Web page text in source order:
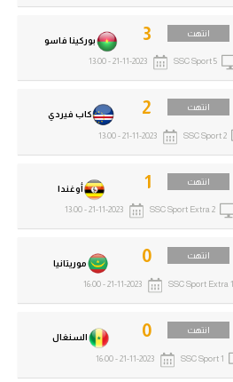
انتهت
السنغال 0
SSC Sport 1
21-11-2023 - 16:00
انتهت
موريتانيا 0
SSC Sport Extra 1
21-11-2023 - 16:00
انتهت
أوغندا 1
SSC Sport Extra 2
21-11-2023 - 13:00
انتهت
كاب فيردي 2
SSC Sport 2
21-11-2023 - 13:00
انتهت
بوركينا فاسو 3
SSC Sport 5
21-11-2023 - 13:00